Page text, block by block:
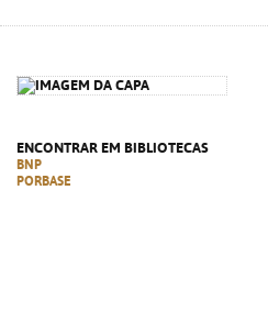
ENCONTRAR EM BIBLIOTECAS
BNP
PORBASE